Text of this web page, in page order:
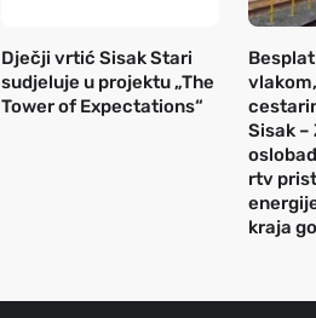
Dječji vrtić Sisak Stari
sudjeluje u projektu „The
Tower of Expectations“
Sisak –
rtv
kraja